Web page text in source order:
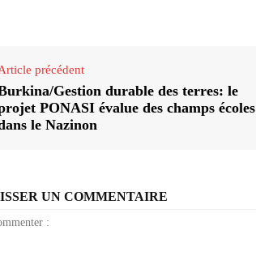
précédent
Gestion durable des terres: le
PONASI évalue des champs écoles
le Nazinon
UN COMMENTAIRE